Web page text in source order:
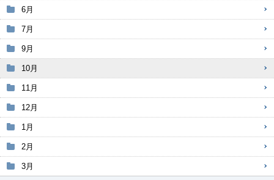
6月
7月
9月
10月
11月
12月
1月
2月
3月